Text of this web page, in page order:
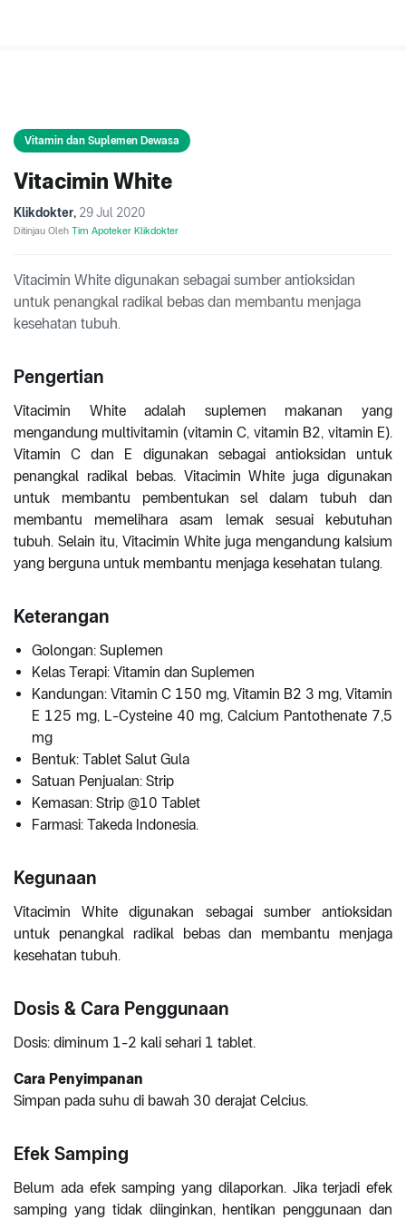
Vitamin dan Suplemen Dewasa
Vitacimin White
Klikdokter, 29 Jul 2020
Ditinjau Oleh Tim Apoteker Klikdokter
Vitacimin White digunakan sebagai sumber antioksidan
untuk penangkal radikal bebas dan membantu menjaga
kesehatan tubuh.
Pengertian
Vitacimin White adalah suplemen makanan yang
mengandung multivitamin (vitamin C, vitamin B2, vitamin E).
Vitamin C dan E digunakan sebagai antioksidan untuk
penangkal radikal bebas. Vitacimin White juga digunakan
untuk membantu pembentukan sel dalam tubuh dan
membantu memelihara asam lemak sesuai kebutuhan
tubuh. Selain itu, Vitacimin White juga mengandung kalsium
yang berguna untuk membantu menjaga kesehatan tulang.
Keterangan
Golongan: Suplemen
Kelas Terapi: Vitamin dan Suplemen
Kandungan: Vitamin C 150 mg, Vitamin B2 3 mg, Vitamin
E 125 mg, L-Cysteine 40 mg, Calcium Pantothenate 7,5
mg
Bentuk: Tablet Salut Gula
Satuan Penjualan: Strip
Kemasan: Strip @10 Tablet
Farmasi: Takeda Indonesia.
Kegunaan
Vitacimin White digunakan sebagai sumber antioksidan
untuk penangkal radikal bebas dan membantu menjaga
kesehatan tubuh.
Dosis & Cara Penggunaan
Dosis: diminum 1-2 kali sehari 1 tablet.
Cara Penyimpanan
Simpan pada suhu di bawah 30 derajat Celcius.
Efek Samping
Belum ada efek samping yang dilaporkan. Jika terjadi efek
samping yang tidak diinginkan, hentikan penggunaan dan